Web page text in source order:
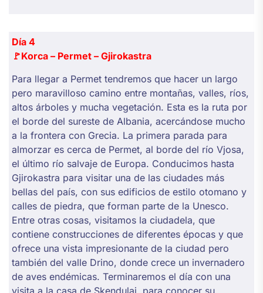
Día 4
🚩Korca – Permet – Gjirokastra
Para llegar a Permet tendremos que hacer un largo
pero maravilloso camino entre montañas, valles, ríos,
altos árboles y mucha vegetación. Esta es la ruta por
el borde del sureste de Albania, acercándose mucho
a la frontera con Grecia. La primera parada para
almorzar es cerca de Permet, al borde del río Vjosa,
el último río salvaje de Europa. Conducimos hasta
Gjirokastra para visitar una de las ciudades más
bellas del país, con sus edificios de estilo otomano y
calles de piedra, que forman parte de la Unesco.
Entre otras cosas, visitamos la ciudadela, que
contiene construcciones de diferentes épocas y que
ofrece una vista impresionante de la ciudad pero
también del valle Drino, donde crece un invernadero
de aves endémicas. Terminaremos el día con una
visita a la casa de Skendulaj, para conocer su